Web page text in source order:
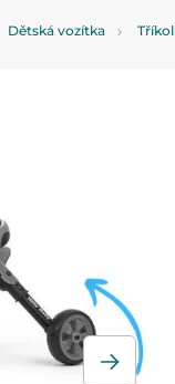
Dětská vozítka